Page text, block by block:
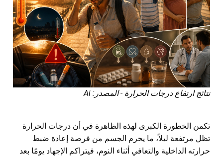
نتائج ارتفاع درجات الحرارة - المصدر: Ai
تكمن الخطورة الكبرى لهذه الظاهرة في أن درجات الحرارة
تظل مرتفعة ليلاً، ما يحرم الجسم من فرصة إعادة ضبط
حرارته الداخلية والتعافي أثناء النوم، فيتراكم الإجهاد يومًا بعد